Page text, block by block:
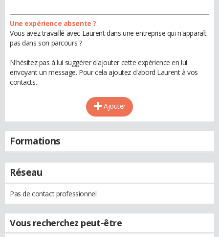
Une expérience absente ?
Vous avez travaillé avec Laurent dans une entreprise qui n'apparaît
pas dans son parcours ?
N'hésitez pas à lui suggérer d'ajouter cette expérience en lui
envoyant un message. Pour cela ajoutez d'abord Laurent à vos
contacts.
Ajouter
Formations
Réseau
Pas de contact professionnel
Vous recherchez peut-être